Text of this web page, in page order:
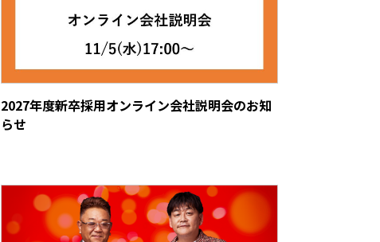
2027年度新卒採用オンライン会社説明会のお知
らせ